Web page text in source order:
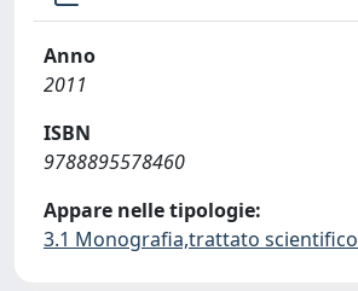
Anno
2011
ISBN
9788895578460
Appare nelle tipologie:
3.1 Monografia,trattato scientifico